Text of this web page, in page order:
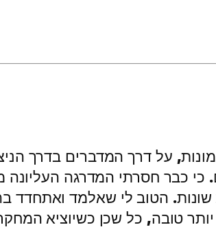
על דרך המדברים בדרך
כבר חסרתי המדרגה העליונה
שונות. הטוב לי שאלמד ואתחדד
טובה, כל שכן כשיוציא